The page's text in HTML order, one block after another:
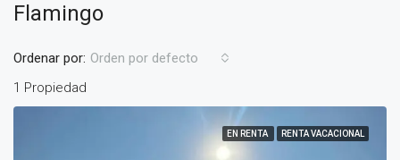
Flamingo
1 Propiedad
Ordenar por: Orden por defecto
EN RENTA RENTA VACACIONAL